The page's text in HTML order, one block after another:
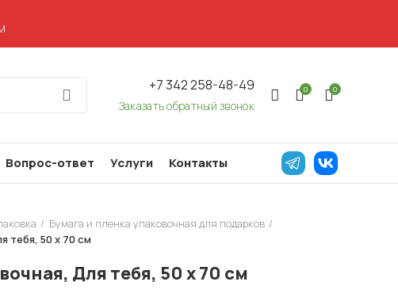
+7 342 258-48-49
Заказать обратный звонок
0 0
Вопрос-ответ Услуги Контакты
Бумага и пленка упаковочная для подарков
тебя, 50 х 70 см
Для тебя, 50 х 70 см